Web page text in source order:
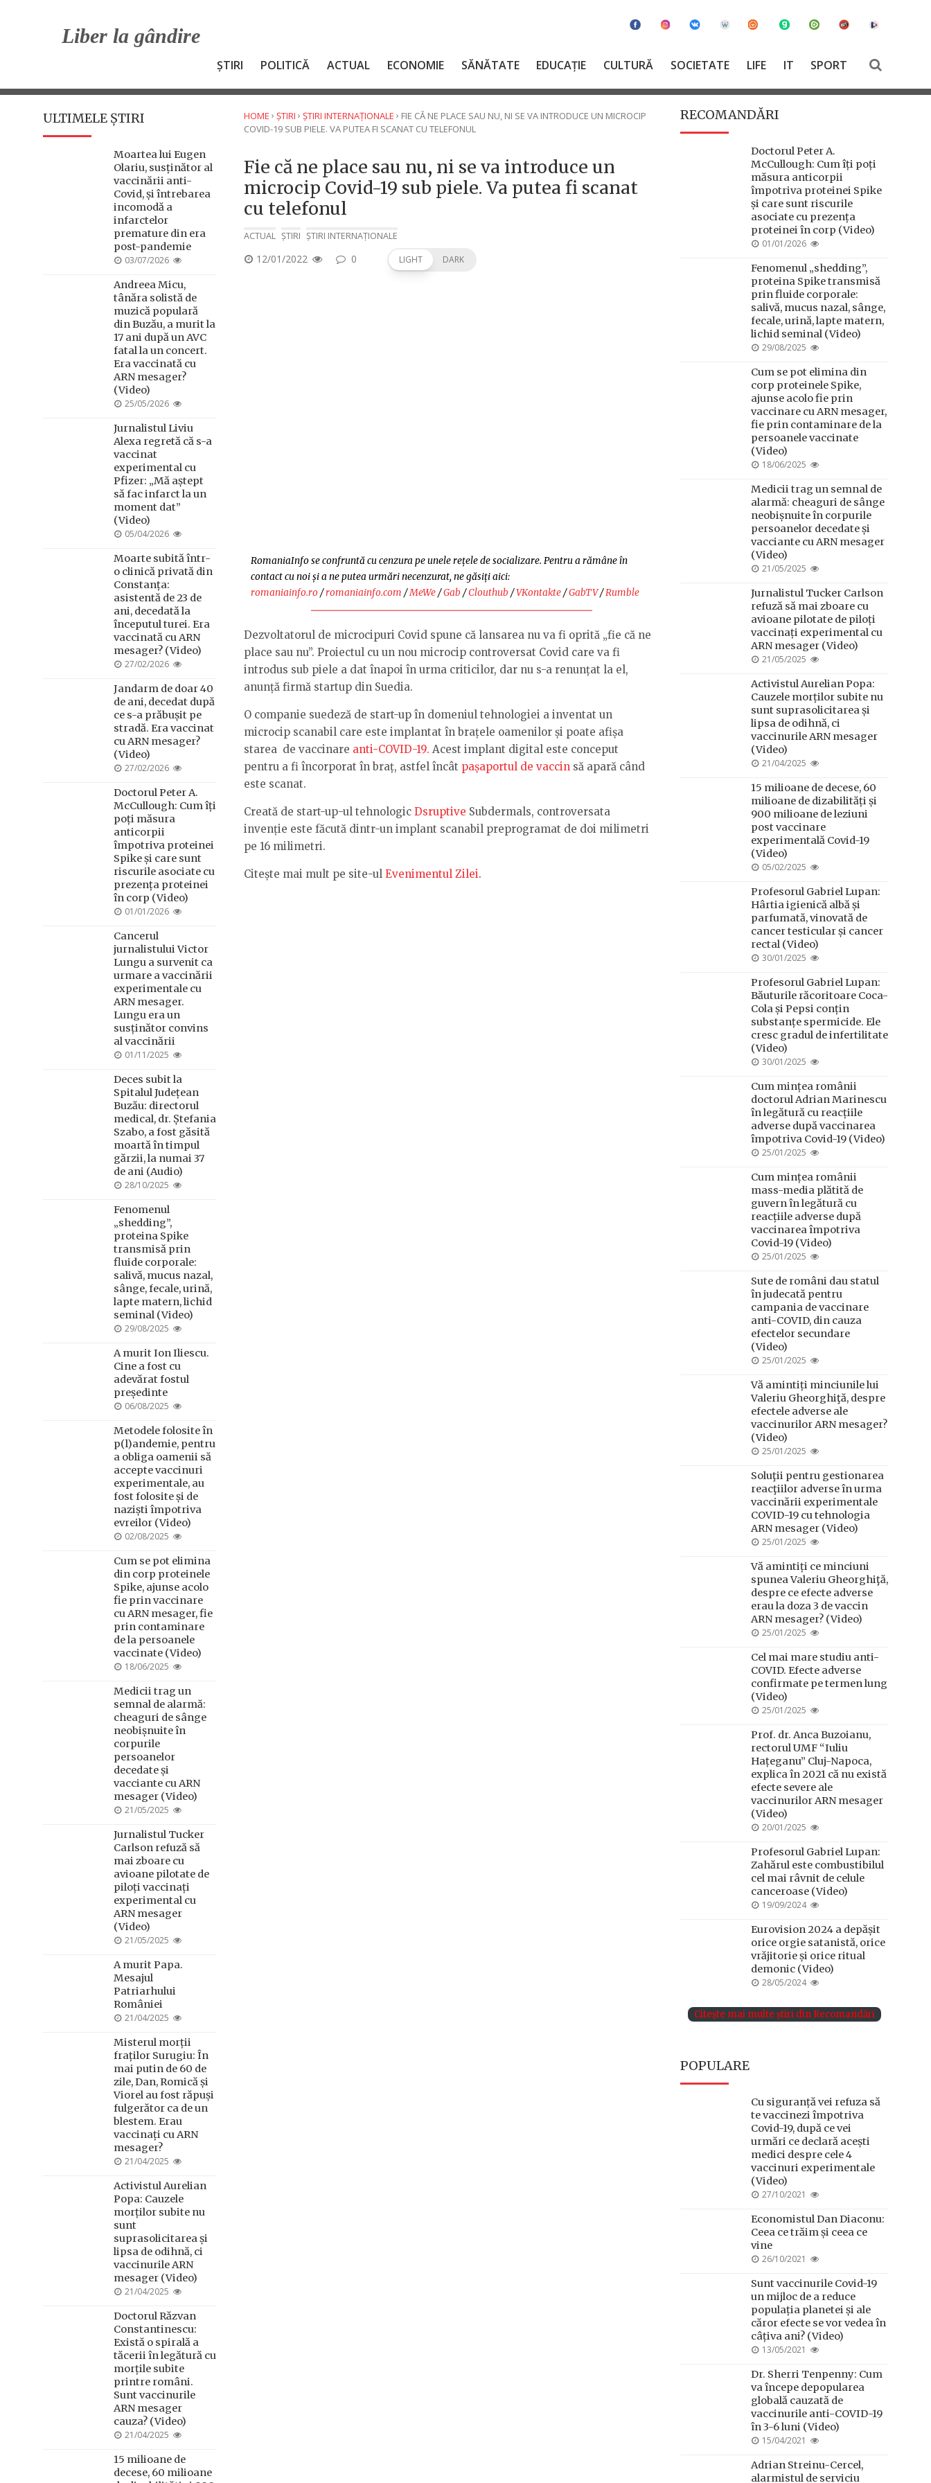
Liber la gândire
ȘTIRI POLITICĂ ACTUAL ECONOMIE SĂNĂTATE EDUCAȚIE CULTURĂ SOCIETATE LIFE IT SPORT
ULTIMELE ȘTIRI
Moartea lui Eugen
Olariu, susținător al
vaccinării anti-
Covid, și întrebarea
incomodă a
infarctelor
premature din era
post-pandemie
POSTED
03/07/2026
Andreea Micu,
tânăra solistă de
muzică populară
din Buzău, a murit la
17 ani după un AVC
fatal la un concert.
Era vaccinată cu
ARN mesager?
(Video)
POSTED
25/05/2026
Jurnalistul Liviu
Alexa regretă că s-a
vaccinat
experimental cu
Pfizer: „Mă aștept
să fac infarct la un
moment dat”
(Video)
POSTED
05/04/2026
Moarte subită într-
o clinică privată din
Constanța:
asistentă de 23 de
ani, decedată la
începutul turei. Era
vaccinată cu ARN
mesager? (Video)
POSTED
27/02/2026
Jandarm de doar 40
de ani, decedat după
ce s-a prăbușit pe
stradă. Era vaccinat
cu ARN mesager?
(Video)
POSTED
27/02/2026
Doctorul Peter A.
McCullough: Cum îți
poți măsura
anticorpii
împotriva proteinei
Spike și care sunt
riscurile asociate cu
prezența proteinei
în corp (Video)
POSTED
01/01/2026
Cancerul
jurnalistului Victor
Lungu a survenit ca
urmare a vaccinării
experimentale cu
ARN mesager.
Lungu era un
susținător convins
al vaccinării
POSTED
01/11/2025
Deces subit la
Spitalul Județean
Buzău: directorul
medical, dr. Ștefania
Szabo, a fost găsită
moartă în timpul
gărzii, la numai 37
de ani (Audio)
POSTED
28/10/2025
Fenomenul
„shedding”,
proteina Spike
transmisă prin
fluide corporale:
salivă, mucus nazal,
sânge, fecale, urină,
lapte matern, lichid
seminal (Video)
POSTED
29/08/2025
A murit Ion Iliescu.
Cine a fost cu
adevărat fostul
președinte
POSTED
06/08/2025
Metodele folosite în
p(l)andemie, pentru
a obliga oamenii să
accepte vaccinuri
experimentale, au
fost folosite și de
naziști împotriva
evreilor (Video)
POSTED
02/08/2025
Cum se pot elimina
din corp proteinele
Spike, ajunse acolo
fie prin vaccinare
cu ARN mesager, fie
prin contaminare
de la persoanele
vaccinate (Video)
POSTED
18/06/2025
Medicii trag un
semnal de alarmă:
cheaguri de sânge
neobișnuite în
corpurile
persoanelor
decedate și
vacciante cu ARN
mesager (Video)
POSTED
21/05/2025
Jurnalistul Tucker
Carlson refuză să
mai zboare cu
avioane pilotate de
piloți vaccinați
experimental cu
ARN mesager
(Video)
POSTED
21/05/2025
A murit Papa.
Mesajul
Patriarhului
României
POSTED
21/04/2025
Misterul morții
fraților Surugiu: În
mai putin de 60 de
zile, Dan, Romică și
Viorel au fost răpuși
fulgerător ca de un
blestem. Erau
vaccinați cu ARN
mesager?
POSTED
21/04/2025
Activistul Aurelian
Popa: Cauzele
morților subite nu
sunt
suprasolicitarea și
lipsa de odihnă, ci
vaccinurile ARN
mesager (Video)
POSTED
21/04/2025
Doctorul Răzvan
Constantinescu:
Există o spirală a
tăcerii în legătură cu
morțile subite
printre români.
Sunt vaccinurile
ARN mesager
cauza? (Video)
POSTED
21/04/2025
15 milioane de
decese, 60 milioane
HOME › ȘTIRI › ȘTIRI INTERNAȚIONALE › FIE CĂ NE PLACE SAU NU, NI SE VA INTRODUCE UN MICROCIP
COVID-19 SUB PIELE. VA PUTEA FI SCANAT CU TELEFONUL
Fie că ne place sau nu, ni se va introduce un
microcip Covid-19 sub piele. Va putea fi scanat
cu telefonul
ACTUAL ȘTIRI ȘTIRI INTERNAȚIONALE
POSTED
12/01/2022 0 LIGHT DARK
RomaniaInfo se confruntă cu cenzura pe unele rețele de socializare. Pentru a rămâne în
contact cu noi și a ne putea urmări necenzurat, ne găsiți aici:
romaniainfo.ro/romaniainfo.com /MeWe/Gab /Clouthub /VKontakte/GabTV/Rumble
Dezvoltatorul de microcipuri Covid spune că lansarea nu va fi oprită „fie că ne
place sau nu”. Proiectul cu un nou microcip controversat Covid care va fi
introdus sub piele a dat înapoi în urma criticilor, dar nu s-a renunțat la el,
anunță firmă startup din Suedia.
O companie suedeză de start-up în domeniul tehnologiei a inventat un
microcip scanabil care este implantat în brațele oamenilor și poate afișa
starea de vaccinare anti-COVID-19. Acest implant digital este conceput
pentru a fi încorporat în braț, astfel încât pașaportul de vaccin să apară când
este scanat.
Creată de start-up-ul tehnologic Dsruptive Subdermals, controversata
invenție este făcută dintr-un implant scanabil preprogramat de doi milimetri
pe 16 milimetri.
Citește mai mult pe site-ul Evenimentul Zilei.
RECOMANDĂRI
Doctorul Peter A.
McCullough: Cum îți poți
măsura anticorpii
împotriva proteinei Spike
și care sunt riscurile
asociate cu prezența
proteinei în corp (Video)
POSTED
01/01/2026
Fenomenul „shedding”,
proteina Spike transmisă
prin fluide corporale:
salivă, mucus nazal, sânge,
fecale, urină, lapte matern,
lichid seminal (Video)
POSTED
29/08/2025
Cum se pot elimina din
corp proteinele Spike,
ajunse acolo fie prin
vaccinare cu ARN mesager,
fie prin contaminare de la
persoanele vaccinate
(Video)
POSTED
18/06/2025
Medicii trag un semnal de
alarmă: cheaguri de sânge
neobișnuite în corpurile
persoanelor decedate și
vacciante cu ARN mesager
(Video)
POSTED
21/05/2025
Jurnalistul Tucker Carlson
refuză să mai zboare cu
avioane pilotate de piloți
vaccinați experimental cu
ARN mesager (Video)
POSTED
21/05/2025
Activistul Aurelian Popa:
Cauzele morților subite nu
sunt suprasolicitarea și
lipsa de odihnă, ci
vaccinurile ARN mesager
(Video)
POSTED
21/04/2025
15 milioane de decese, 60
milioane de dizabilități și
900 milioane de leziuni
post vaccinare
experimentală Covid-19
(Video)
POSTED
05/02/2025
Profesorul Gabriel Lupan:
Hârtia igienică albă și
parfumată, vinovată de
cancer testicular și cancer
rectal (Video)
POSTED
30/01/2025
Profesorul Gabriel Lupan:
Băuturile răcoritoare Coca-
Cola și Pepsi conțin
substanțe spermicide. Ele
cresc gradul de infertilitate
(Video)
POSTED
30/01/2025
Cum mințea românii
doctorul Adrian Marinescu
în legătură cu reacțiile
adverse după vaccinarea
împotriva Covid-19 (Video)
POSTED
25/01/2025
Cum mințea românii
mass-media plătită de
guvern în legătură cu
reacțiile adverse după
vaccinarea împotriva
Covid-19 (Video)
POSTED
25/01/2025
Sute de români dau statul
în judecată pentru
campania de vaccinare
anti-COVID, din cauza
efectelor secundare
(Video)
POSTED
25/01/2025
Vă amintiți minciunile lui
Valeriu Gheorghiţă, despre
efectele adverse ale
vaccinurilor ARN mesager?
(Video)
POSTED
25/01/2025
Soluţii pentru gestionarea
reacţiilor adverse în urma
vaccinării experimentale
COVID-19 cu tehnologia
ARN mesager (Video)
POSTED
25/01/2025
Vă amintiți ce minciuni
spunea Valeriu Gheorghiţă,
despre ce efecte adverse
erau la doza 3 de vaccin
ARN mesager? (Video)
POSTED
25/01/2025
Cel mai mare studiu anti-
COVID. Efecte adverse
confirmate pe termen lung
(Video)
POSTED
25/01/2025
Prof. dr. Anca Buzoianu,
rectorul UMF “Iuliu
Hațeganu” Cluj-Napoca,
explica în 2021 că nu există
efecte severe ale
vaccinurilor ARN mesager
(Video)
POSTED
20/01/2025
Profesorul Gabriel Lupan:
Zahărul este combustibilul
cel mai râvnit de celule
canceroase (Video)
POSTED
19/09/2024
Eurovision 2024 a depășit
orice orgie satanistă, orice
vrăjitorie și orice ritual
demonic (Video)
POSTED
28/05/2024
Citește mai multe știri din Recomandări
POPULARE
Cu siguranță vei refuza să
te vaccinezi împotriva
Covid-19, după ce vei
urmări ce declară acești
medici despre cele 4
vaccinuri experimentale
(Video)
POSTED
27/10/2021
Economistul Dan Diaconu:
Ceea ce trăim și ceea ce
vine
POSTED
26/10/2021
Sunt vaccinurile Covid-19
un mijloc de a reduce
populația planetei și ale
căror efecte se vor vedea în
câțiva ani? (Video)
POSTED
13/05/2021
Dr. Sherri Tenpenny: Cum
va începe depopularea
globală cauzată de
vaccinurile anti-COVID-19
în 3-6 luni (Video)
POSTED
15/04/2021
Adrian Streinu-Cercel,
alarmistul de serviciu